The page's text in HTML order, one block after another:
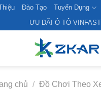
Đào Tạo Tuyển Dụng
ƯU ĐÃI Ô TÔ VINFAST
chủ / Đồ Chơi Theo